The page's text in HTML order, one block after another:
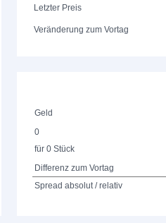
Letzter Preis
Veränderung zum Vortag
Geld
0
für 0 Stück
Differenz zum Vortag
Spread absolut / relativ